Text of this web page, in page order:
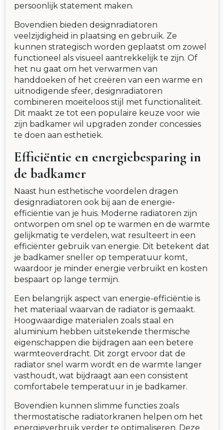
persoonlijk statement maken.
Bovendien bieden designradiatoren
veelzijdigheid in plaatsing en gebruik. Ze
kunnen strategisch worden geplaatst om zowel
functioneel als visueel aantrekkelijk te zijn. Of
het nu gaat om het verwarmen van
handdoeken of het creëren van een warme en
uitnodigende sfeer, designradiatoren
combineren moeiteloos stijl met functionaliteit.
Dit maakt ze tot een populaire keuze voor wie
zijn badkamer wil upgraden zonder concessies
te doen aan esthetiek.
Efficiëntie en energiebesparing in
de badkamer
Naast hun esthetische voordelen dragen
designradiatoren ook bij aan de energie-
efficiëntie van je huis. Moderne radiatoren zijn
ontworpen om snel op te warmen en de warmte
gelijkmatig te verdelen, wat resulteert in een
efficiënter gebruik van energie. Dit betekent dat
je badkamer sneller op temperatuur komt,
waardoor je minder energie verbruikt en kosten
bespaart op lange termijn.
Een belangrijk aspect van energie-efficiëntie is
het materiaal waarvan de radiator is gemaakt.
Hoogwaardige materialen zoals staal en
aluminium hebben uitstekende thermische
eigenschappen die bijdragen aan een betere
warmteoverdracht. Dit zorgt ervoor dat de
radiator snel warm wordt en de warmte langer
vasthoudt, wat bijdraagt aan een consistent
comfortabele temperatuur in je badkamer.
Bovendien kunnen slimme functies zoals
thermostatische radiatorkranen helpen om het
energieverbruik verder te optimaliseren. Deze